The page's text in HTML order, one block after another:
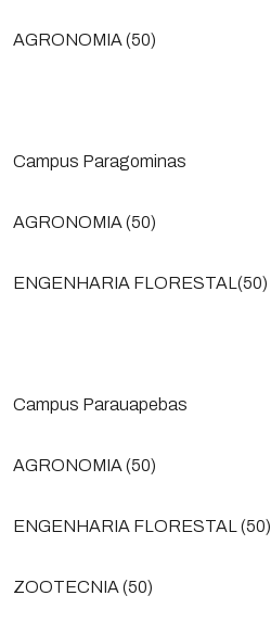
AGRONOMIA (50)
Campus Paragominas
AGRONOMIA (50)
ENGENHARIA FLORESTAL(50)
Campus Parauapebas
AGRONOMIA (50)
ENGENHARIA FLORESTAL (50)
ZOOTECNIA (50)